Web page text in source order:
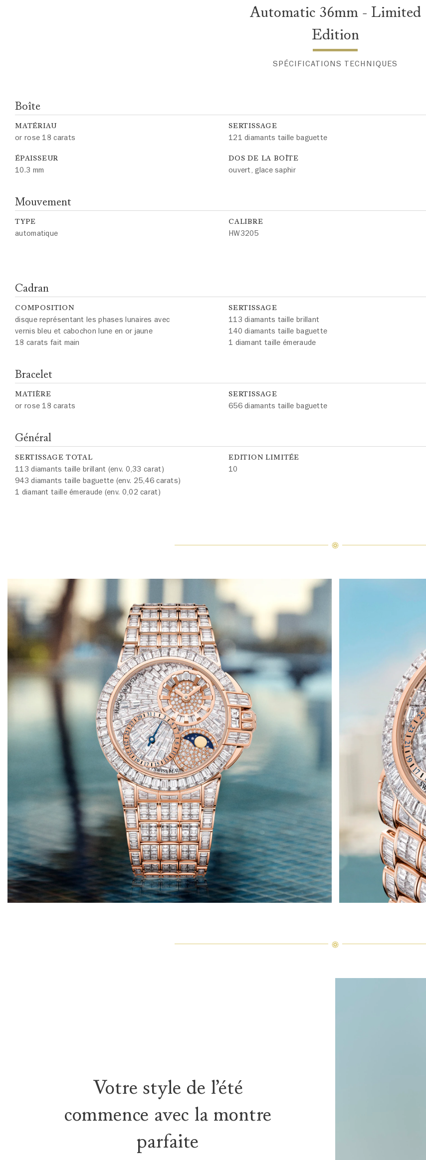
Automatic 36mm - Limited
Edition
SPÉCIFICATIONS TECHNIQUES
Boîte
MATÉRIAU
or rose 18 carats
SERTISSAGE
121 diamants taille baguette
ÉPAISSEUR
10.3 mm
DOS DE LA BOÎTE
ouvert, glace saphir
Mouvement
TYPE
automatique
CALIBRE
HW3205
Cadran
COMPOSITION
disque représentant les phases lunaires avec
vernis bleu et cabochon lune en or jaune
18 carats fait main
SERTISSAGE
113 diamants taille brillant
140 diamants taille baguette
1 diamant taille émeraude
Bracelet
MATIÈRE
or rose 18 carats
SERTISSAGE
656 diamants taille baguette
Général
SERTISSAGE TOTAL
113 diamants taille brillant (env. 0,33 carat)
943 diamants taille baguette (env. 25,46 carats)
1 diamant taille émeraude (env. 0,02 carat)
EDITION LIMITÉE
10
Votre style de l’été
commence avec la montre
parfaite